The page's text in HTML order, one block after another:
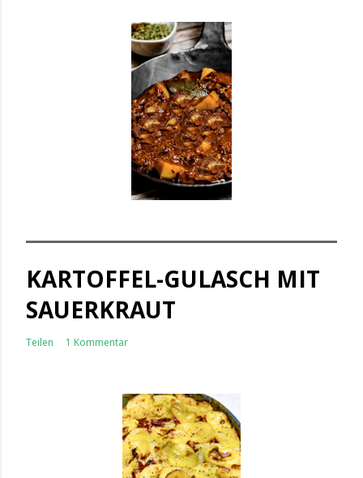
KARTOFFEL-GULASCH MIT
SAUERKRAUT
Teilen 1 Kommentar